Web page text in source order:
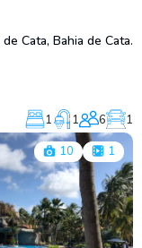
Cata, Bahia de Cata.
1 1 6
1
10 1